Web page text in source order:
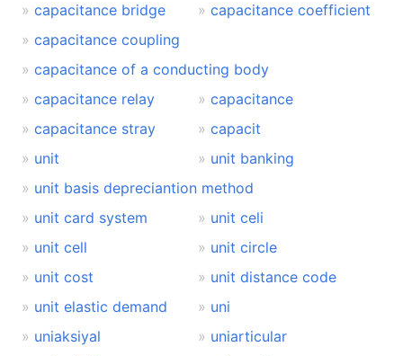
capacitance bridge
capacitance coefficient
capacitance coupling
capacitance of a conducting body
capacitance relay
capacitance
capacitance stray
capacit
unit
unit banking
unit basis depreciantion method
unit card system
unit celi
unit cell
unit circle
unit cost
unit distance code
unit elastic demand
uni
uniaksiyal
uniarticular